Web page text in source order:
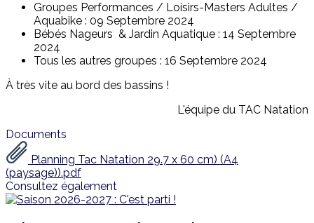
Groupes Performances / Loisirs-Masters Adultes /
Aquabike : 09 Septembre 2024
Bébés Nageurs & Jardin Aquatique : 14 Septembre
2024
Tous les autres groupes : 16 Septembre 2024
À très vite au bord des bassins !
L'équipe du TAC Natation
Documents
Planning Tac Natation 29.7 x 60 cm) (A4
(paysage)).pdf
Consultez également